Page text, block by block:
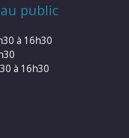
public
à 16h30
à 16h30